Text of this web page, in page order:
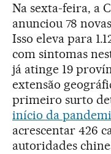
Na sexta-feira, a
anunciou 78
Isso eleva para
com sintomas
já atinge 19
extensão
primeiro surto
início da
acrescentar 426
autoridades